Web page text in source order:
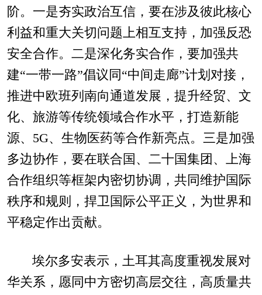
阶。一是夯实政治互信，要在涉及彼此核心
利益和重大关切问题上相互支持，加强反恐
安全合作。二是深化务实合作，要加强共
建“一带一路”倡议同“中间走廊”计划对接，
推进中欧班列南向通道发展，提升经贸、文
化、旅游等传统领域合作水平，打造新能
源、5G、生物医药等合作新亮点。三是加强
多边协作，要在联合国、二十国集团、上海
合作组织等框架内密切协调，共同维护国际
秩序和规则，捍卫国际公平正义，为世界和
平稳定作出贡献。
埃尔多安表示，土耳其高度重视发展对
华关系，愿同中方密切高层交往，高质量共